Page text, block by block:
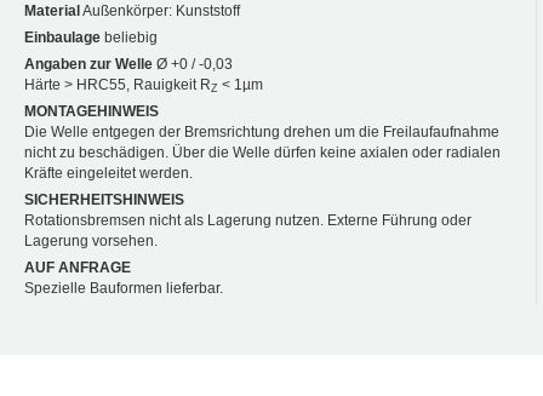
MaterialAußenkörper: Kunststoff
Einbaulage beliebig
Angaben zur Welle Ø +0 / -0,03
Härte > HRC55, Rauigkeit RZ < 1µm
MONTAGEHINWEIS
Die Welle entgegen der Bremsrichtung drehen um die Freilaufaufnahme
nicht zu beschädigen. Über die Welle dürfen keine axialen oder radialen
Kräfte eingeleitet werden.
SICHERHEITSHINWEIS
Rotationsbremsen nicht als Lagerung nutzen. Externe Führung oder
Lagerung vorsehen.
AUF ANFRAGE
Spezielle Bauformen lieferbar.